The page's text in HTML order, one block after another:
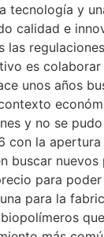
tecnología y
calidad e
las
es
unos años
y no se
con la apertura
buscar nuevos
para
para la